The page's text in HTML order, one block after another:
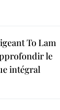
To Lam
le
intégral